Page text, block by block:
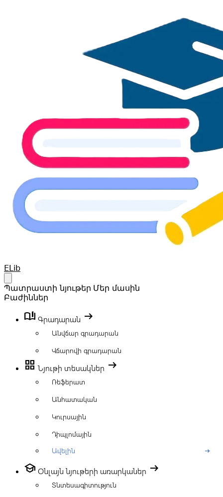
Your Company
ELib
Պատրաստի նյութեր Մեր մասին
Բաժիններ
book_ribbon Գրադարան arrow_right_alt
Անվճար գրադարան
Վճարովի գրադարան
grid_view Նյութի տեսակներ arrow_right_alt
Ռեֆերատ
Անհատական
Կուրսային
Դիպլոմային
Ավելին
arrow_right_alt
school Օնլայն նյութերի առարկաներ arrow_right_alt
Տնտեսագիտություն